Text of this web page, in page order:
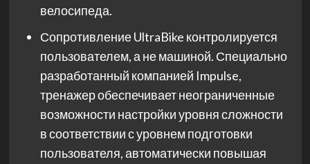
велосипеда.
Сопротивление UltraBike контролируется
пользователем, а не машиной. Специально
разработанный компанией Impulse,
тренажер обеспечивает неограниченные
возможности настройки уровня сложности
в соответствии с уровнем подготовки
пользователя, автоматически повышая